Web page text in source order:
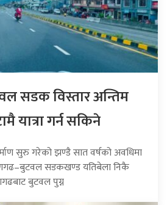
सडक विस्तार अन्तिम
यात्रा गर्न सकिने
सुरु गरेको झण्डै सात वर्षको अवधिमा
सडकखण्ड यतिबेला निकै
बुटवल पुग्न